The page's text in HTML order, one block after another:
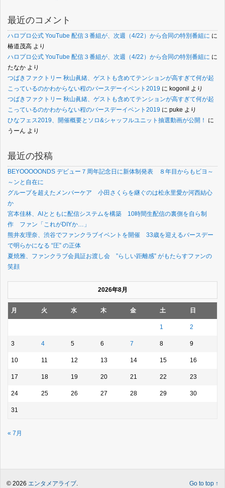
最近のコメント
ハロプロ公式 YouTube 配信３番組が、次週（4/22）から合同の特別番組に に
椿道茂高 より
ハロプロ公式 YouTube 配信３番組が、次週（4/22）から合同の特別番組に に
たなか より
つばきファクトリー 秋山眞緒、ゲストも含めてテンションが高すぎて何が起
こっているのかわからない程のバースデーイベント2019 に kogonil より
つばきファクトリー 秋山眞緒、ゲストも含めてテンションが高すぎて何が起
こっているのかわからない程のバースデーイベント2019 に puke より
ひなフェス2019、開催概要とソロ&シャッフルユニット抽選動画が公開！
に
うーん より
最近の投稿
BEYOOOOONDS デビュー７周年記念日に新体制発表 ８年目からもビヨ～
～ンと自在に
グループを超えたメンバーケア 小田さくらを継ぐのは松永里愛か河西結心
か
宮本佳林、AIとともに配信システムを構築 10時間生配信の裏側を自ら制
作 ファン「これがDIYか…」
熊井友理奈、渋谷でファンクラブイベントを開催 33歳を迎えるバースデー
で明らかになる “圧” の正体
夏焼雅、ファンクラブ会員証お渡し会 ”らしい距離感” がもたらすファンの
笑顔
2026年8月
月 火 水 木 金 土 日
1 2
3 4 5 6 7 8 9
10 11 12 13 14 15 16
17 18 19 20 21 22 23
24 25 26 27 28 29 30
31
« 7月
Go to top ↑
© 2026 エンタメアライブ.